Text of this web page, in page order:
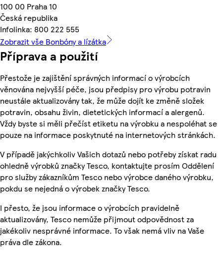
100 00 Praha 10
Česká republika
Infolinka: 800 222 555
Zobrazit vše Bonbóny a lízátka
Příprava a použití
Přestože je zajištění správných informací o výrobcích
věnována nejvyšší péče, jsou předpisy pro výrobu potravin
neustále aktualizovány tak, že může dojít ke změně složek
potravin, obsahu živin, dietetických informací a alergenů.
Vždy byste si měli přečíst etiketu na výrobku a nespoléhat se
pouze na informace poskytnuté na internetových stránkách.
V případě jakýchkoliv Vašich dotazů nebo potřeby získat radu
ohledně výrobků značky Tesco, kontaktujte prosím Oddělení
pro služby zákazníkům Tesco nebo výrobce daného výrobku,
pokdu se nejedná o výrobek značky Tesco.
I přesto, že jsou informace o výrobcích pravidelně
aktualizovány, Tesco nemůže přijmout odpovědnost za
jakékoliv nesprávné informace. To však nemá vliv na Vaše
práva dle zákona.